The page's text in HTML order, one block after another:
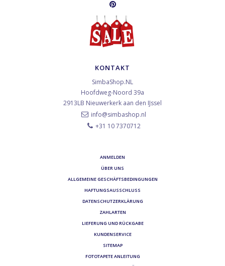
KONTAKT
SimbaShop.NL
Hoofdweg-Noord 39a
2913LB Nieuwerkerk aan den IJssel
info@simbashop.nl
+31 10 7370712
ANMELDEN
ÜBER UNS
ALLGEMEINE GESCHÄFTSBEDINGUNGEN
HAFTUNGSAUSSCHLUSS
DATENSCHUTZERKLÄRUNG
ZAHLARTEN
LIEFERUNG UND RÜCKGABE
KUNDENSERVICE
SITEMAP
FOTOTAPETE ANLEITUNG